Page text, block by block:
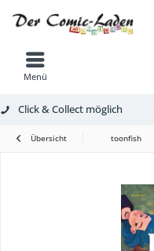
Menü
Click & Collect möglich
Übersicht toonfish